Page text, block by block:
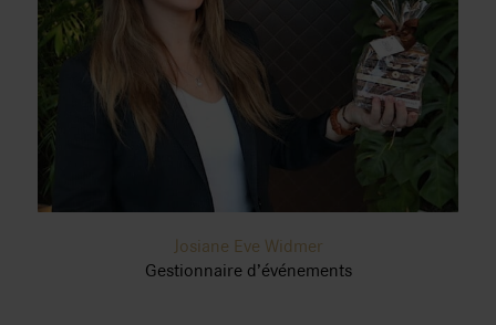
Josiane Eve Widmer
Gestionnaire d’événements